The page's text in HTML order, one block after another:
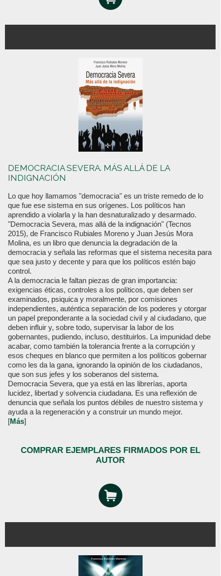
DEMOCRACIA SEVERA. MÁS ALLÁ DE LA
INDIGNACIÓN
Lo que hoy llamamos "democracia" es un triste remedo de lo
que fue ese sistema en sus orígenes. Los políticos han
aprendido a violarla y la han desnaturalizado y desarmado.
"Democracia Severa, mas allá de la indignación" (Tecnos
2015), de Francisco Rubiales Moreno y Juan Jesús Mora
Molina, es un libro que denuncia la degradación de la
democracia y señala las reformas que el sistema necesita para
que sea justo y decente y para que los políticos estén bajo
control.
A la democracia le faltan piezas de gran importancia:
exigencias éticas, controles a los políticos, que deben ser
examinados, psiquica y moralmente, por comisiones
independientes, auténtica separación de los poderes y otorgar
un papel preponderante a la sociedad civil y al ciudadano, que
deben influir y, sobre todo, supervisar la labor de los
gobernantes, pudiendo, incluso, destituirlos. La impunidad debe
acabar, como también la tolerancia frente a la corrupción y
esos cheques en blanco que permiten a los políticos gobernar
como les da la gana, ignorando la opinión de los ciudadanos,
que son sus jefes y los soberanos del sistema.
Democracia Severa, que ya está en las librerías, aporta
lucidez, libertad y solvencia ciudadana. Es una reflexión de
denuncia que señala los puntos débiles de nuestro sistema y
ayuda a la regeneración y a construir un mundo mejor.
[Más]
COMPRAR EJEMPLARES FIRMADOS POR EL
AUTOR